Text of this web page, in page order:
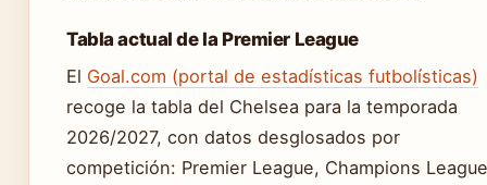
Tabla actual de la Premier League
El Goal.com (portal de estadísticas futbolísticas)
recoge la tabla del Chelsea para la temporada
2026/2027, con datos desglosados por
competición: Premier League, Champions